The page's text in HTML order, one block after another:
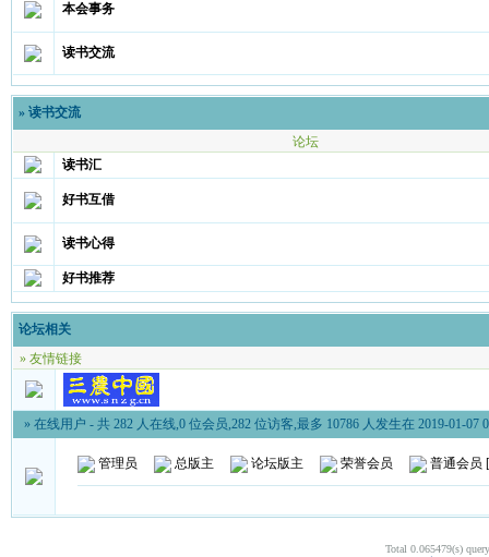
本会事务
读书交流
» 读书交流
论坛
读书汇
好书互借
读书心得
好书推荐
论坛相关
» 友情链接
» 在线用户 - 共 282 人在线,0 位会员,282 位访客,最多 10786 人发生在 2019-01-07
管理员 总版主 论坛版主 荣誉会员 普通会员 [
Total 0.065479(s)